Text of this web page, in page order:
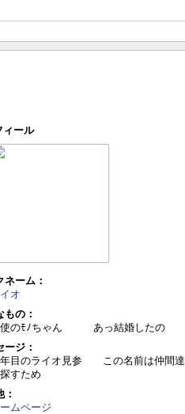
ィール
ネーム：
オ
もの：
使のﾓﾉちゃん あっ結婚したの
ージ：
年目のライオ見参 この名前は仲間達
すため
：
ムページ